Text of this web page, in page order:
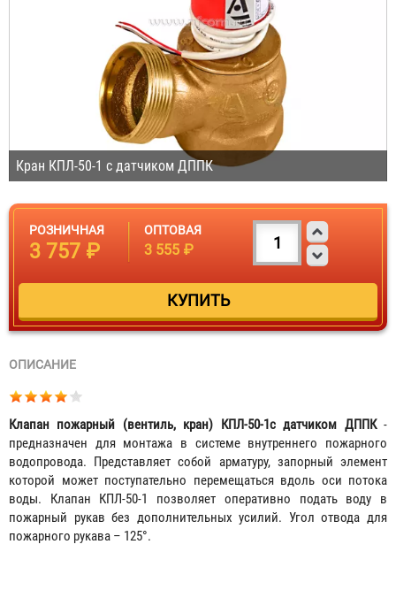
Кран КПЛ-50-1 с датчиком ДППК
РОЗНИЧНАЯ
3 757 ₽
ОПТОВАЯ
3 555 ₽
ОПИСАНИЕ
Клапан пожарный (вентиль, кран) КПЛ-50-1с датчиком ДППК-
предназначен для монтажа в системе внутреннего пожарного
водопровода. Представляет собой арматуру, запорный элемент
которой может поступательно перемещаться вдоль оси потока
воды. Клапан КПЛ-50-1 позволяет оперативно подать воду в
пожарный рукав без дополнительных усилий. Угол отвода для
пожарного рукава – 125°.